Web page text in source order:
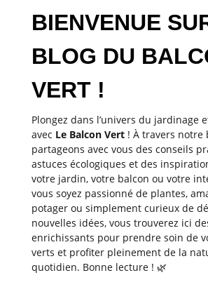
BIENVENUE
BLOG DU
VERT !
Plongez dans l’univers du jardinage
avec Le Balcon Vert ! À travers notre
partageons avec vous des conseils
astuces écologiques et des
votre jardin, votre balcon ou votre
vous soyez passionné de plantes,
potager ou simplement curieux de
nouvelles idées, vous trouverez ici
enrichissants pour prendre soin de
verts et profiter pleinement de la
quotidien. Bonne lecture ! 🌿